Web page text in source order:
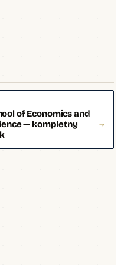
of Economics and
— kompletny
→